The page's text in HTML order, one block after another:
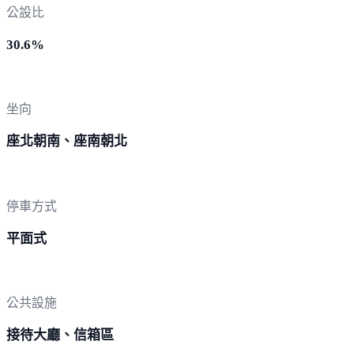
公設比
30.6%
坐向
座北朝南、座南朝北
停車方式
平面式
公共設施
接待大廳、信箱區